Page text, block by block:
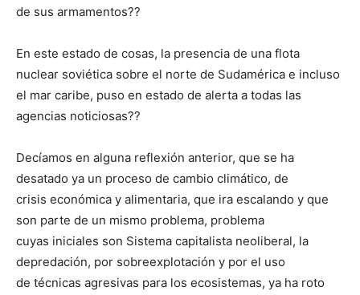
de sus armamentos??
En este estado de cosas, la presencia de una flota
nuclear soviética sobre el norte de Sudamérica e incluso
el mar caribe, puso en estado de alerta a todas las
agencias noticiosas??
Decíamos en alguna reflexión anterior, que se ha
desatado ya un proceso de cambio climático, de
crisis económica y alimentaria, que ira escalando y que
son parte de un mismo problema, problema
cuyas iniciales son Sistema capitalista neoliberal, la
depredación, por sobreexplotación y por el uso
de técnicas agresivas para los ecosistemas, ya ha roto